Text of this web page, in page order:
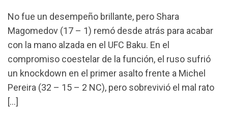
No fue un desempeño brillante, pero Shara
Magomedov (17 – 1) remó desde atrás para acabar
con la mano alzada en el UFC Baku. En el
compromiso coestelar de la función, el ruso sufrió
un knockdown en el primer asalto frente a Michel
Pereira (32 – 15 – 2 NC), pero sobrevivió el mal rato
[…]